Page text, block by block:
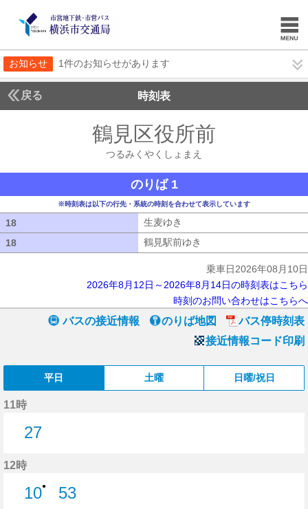
お知らせ 1件のお知らせがあります
戻る 時刻表
鶴見区役所前
つるみくやくしょまえ
のりば 1
※時刻表は以下の行先・系統の時刻を合わせて表示しています
18 生麦ゆき
18
鶴見駅前ゆき
乗車日2026年08月10日
2026年8月12日～2026年8月14日の時刻表はこちら
時刻のお問い合わせはこちらへ
バスの接近情報 のりば地図
バス停時刻表
接近情報コード印刷
平日 土曜 日曜/祝日
11時
27
12時
10●
53